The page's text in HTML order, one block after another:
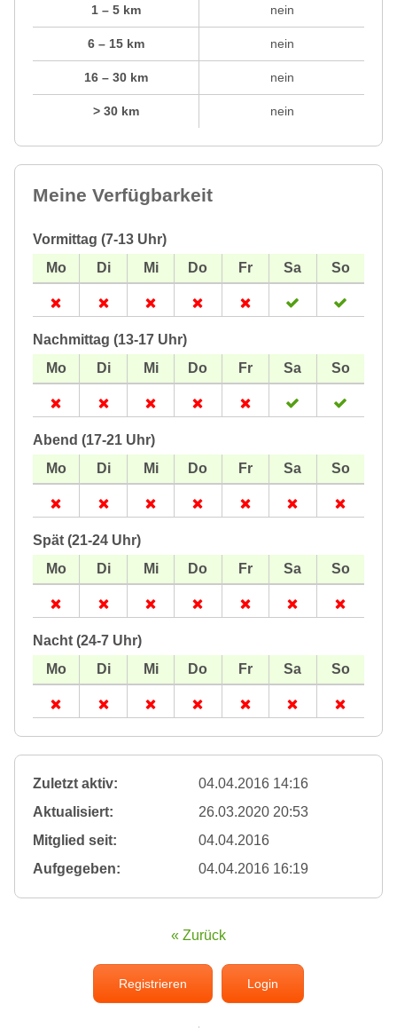
1 – 5 km
6 – 15 km
16 – 30 km
> 30 km
nein
nein
nein
nein
Meine Verfügbarkeit
Vormittag (7-13 Uhr)
Nachmittag (13-17 Uhr)
Abend (17-21 Uhr)
Spät (21-24 Uhr)
Nacht (24-7 Uhr)
Zuletzt aktiv:
04.04.2016 14:16
Aktualisiert:
26.03.2020 20:53
Mitglied seit:
04.04.2016
Aufgegeben:
04.04.2016 16:19
« Zurück
Registrieren Login